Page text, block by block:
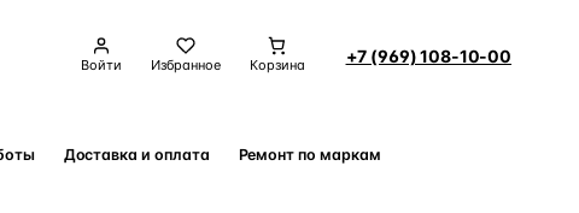
Войти Избранное Корзина +7 (969) 108-10-00
Доставка и оплата Ремонт по маркам